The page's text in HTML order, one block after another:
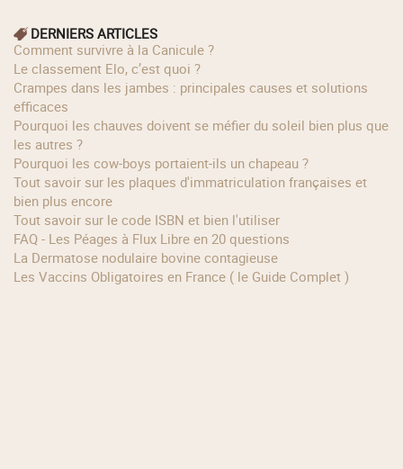
DERNIERS ARTICLES
Comment survivre à la Canicule ?
Le classement Elo, c’est quoi ?
Crampes dans les jambes : principales causes et solutions
efficaces
Pourquoi les chauves doivent se méfier du soleil bien plus que
les autres ?
Pourquoi les cow‑boys portaient‑ils un chapeau ?
Tout savoir sur les plaques d'immatriculation françaises et
bien plus encore
Tout savoir sur le code ISBN et bien l'utiliser
FAQ - Les Péages à Flux Libre en 20 questions
La Dermatose nodulaire bovine contagieuse
Les Vaccins Obligatoires en France ( le Guide Complet )